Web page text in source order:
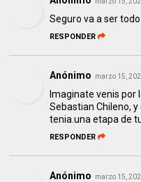
Seguro va a ser
RESPONDER
Anónimo marzo 15,
Imaginate venis por
Sebastian Chileno,
tenia.una etapa de
RESPONDER
Anónimo marzo 15,